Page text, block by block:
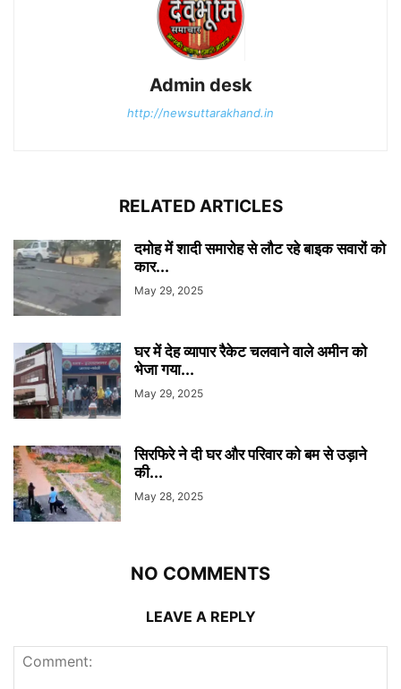
Admin desk
http://newsuttarakhand.in
RELATED ARTICLES
दमोह में शादी समारोह से लौट रहे बाइक सवारों को
कार...
May 29, 2025
घर में देह व्यापार रैकेट चलवाने वाले अमीन को
भेजा गया...
May 29, 2025
सिरफिरे ने दी घर और परिवार को बम से उड़ाने
की...
May 28, 2025
NO COMMENTS
LEAVE A REPLY